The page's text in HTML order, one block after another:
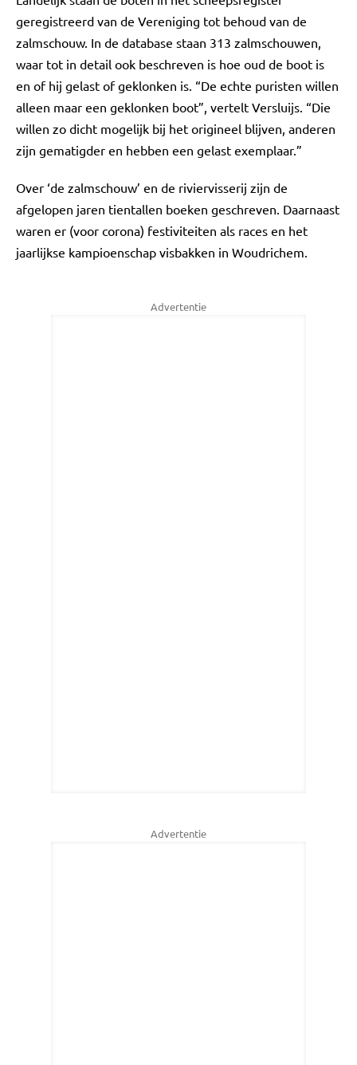
geregistreerd van de Vereniging tot behoud van de
zalmschouw. In de database staan 313 zalmschouwen,
waar tot in detail ook beschreven is hoe oud de boot is
en of hij gelast of geklonken is. “De echte puristen willen
alleen maar een geklonken boot”, vertelt Versluijs. “Die
willen zo dicht mogelijk bij het origineel blijven, anderen
zijn gematigder en hebben een gelast exemplaar.”
Over ‘de zalmschouw’ en de riviervisserij zijn de
afgelopen jaren tientallen boeken geschreven. Daarnaast
waren er (voor corona) festiviteiten als races en het
jaarlijkse kampioenschap visbakken in Woudrichem.
Advertentie
Advertentie